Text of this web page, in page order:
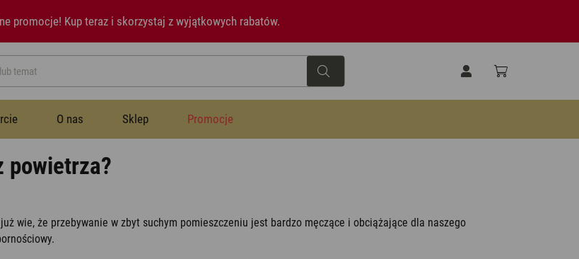
promocje! Kup teraz i skorzystaj z wyjątkowych rabatów.
O nas Sklep Promocje
prasowepowietrza
powietrza?
wie, że przebywanie w zbyt suchym pomieszczeniu jest bardzo męczące i obciążające dla naszego